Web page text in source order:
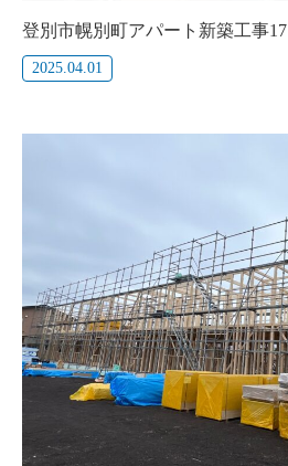
登別市幌別町アパート新築工事17
2025.04.01